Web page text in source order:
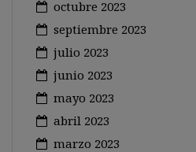
octubre 2023
septiembre 2023
julio 2023
junio 2023
mayo 2023
abril 2023
marzo 2023